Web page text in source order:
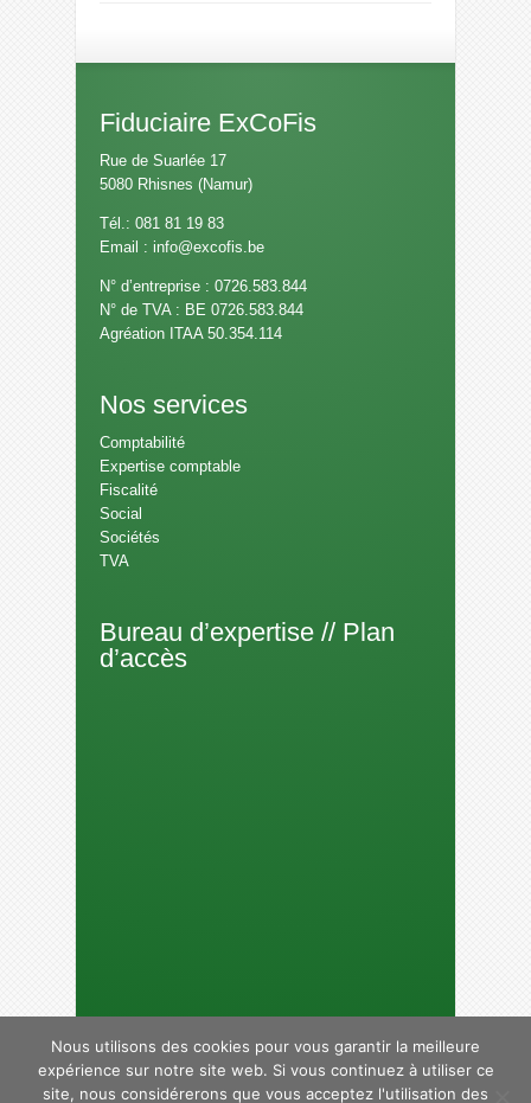
Fiduciaire ExCoFis
Rue de Suarlée 17
5080 Rhisnes (Namur)
Tél.: 081 81 19 83
Email : info@excofis.be
N° d’entreprise : 0726.583.844
N° de TVA : BE 0726.583.844
Agréation ITAA 50.354.114
Nos services
Comptabilité
Expertise comptable
Fiscalité
Social
Sociétés
TVA
Bureau d’expertise // Plan
d’accès
Nous utilisons des cookies pour vous garantir la meilleure
expérience sur notre site web. Si vous continuez à utiliser ce
site, nous considérerons que vous acceptez l'utilisation des